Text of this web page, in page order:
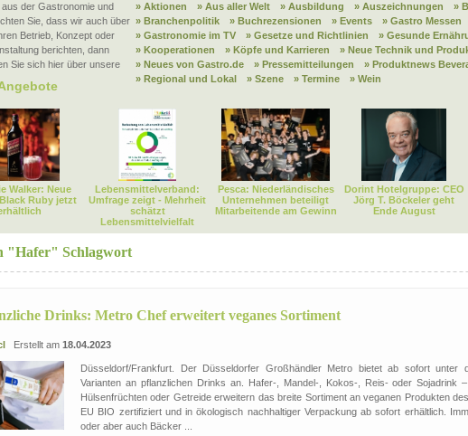
der Gastronomie und
Sie, dass wir auch über
Betrieb, Konzept oder
berichten, dann
Sie sich hier über unsere
» Aktionen » Aus aller Welt » Ausbildung » Auszeichnungen »
» Branchenpolitik
» Buchrezensionen » Events » Gastro Messen
» Gastronomie im TV
» Gesetze und Richtlinien » Gesunde
» Kooperationen
» Köpfe und Karrieren » Neue Technik und
» Neues von Gastro.de
» Pressemitteilungen » Produktnews
» Regional und Lokal
» Szene » Termine » Wein
Walker: Neue
Ruby jetzt
Lebensmittelverband:
Umfrage zeigt - Mehrheit
schätzt
Lebensmittelvielfalt
Pesca: Niederländisches
Unternehmen beteiligt
Mitarbeitende am Gewinn
Dorint Hotelgruppe: CEO
Jörg T. Böckeler geht
Ende August
"Hafer" Schlagwort
Drinks: Metro Chef erweitert veganes Sortiment
Erstellt am 18.04.2023
Düsseldorf/Frankfurt. Der Düsseldorfer Großhändler Metro bietet ab sofort unter
Varianten an pflanzlichen Drinks an. Hafer-, Mandel-, Kokos-, Reis- oder Sojadrink
Hülsenfrüchten oder Getreide erweitern das breite Sortiment an veganen Produkten
EU BIO zertifiziert und in ökologisch nachhaltiger Verpackung ab sofort erhältlich.
oder aber auch Bäcker ...